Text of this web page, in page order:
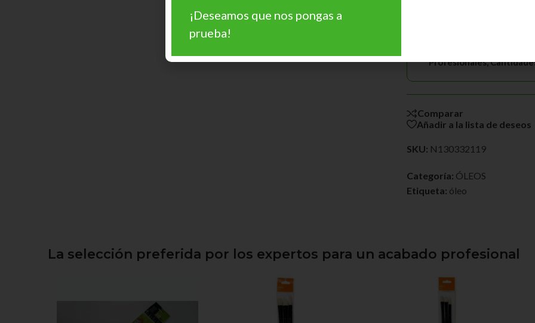
Profesionales,
Comparar
Añadir a la lista de deseos
SKU: N130332119
Categoría: ÓLEOS
Etiqueta: óleo
La selección preferida por los expertos para un acabado profesional
¡Deseamos que nos pongas a
prueba!